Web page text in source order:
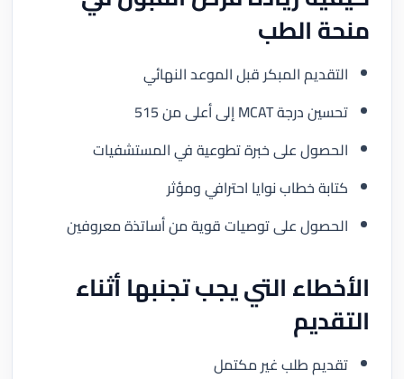
منحة الطب
التقديم المبكر قبل الموعد النهائي
تحسين درجة MCAT إلى أعلى من 515
الحصول على خبرة تطوعية في المستشفيات
كتابة خطاب نوايا احترافي ومؤثر
الحصول على توصيات قوية من أساتذة معروفين
الأخطاء التي يجب تجنبها أثناء
التقديم
تقديم طلب غير مكتمل